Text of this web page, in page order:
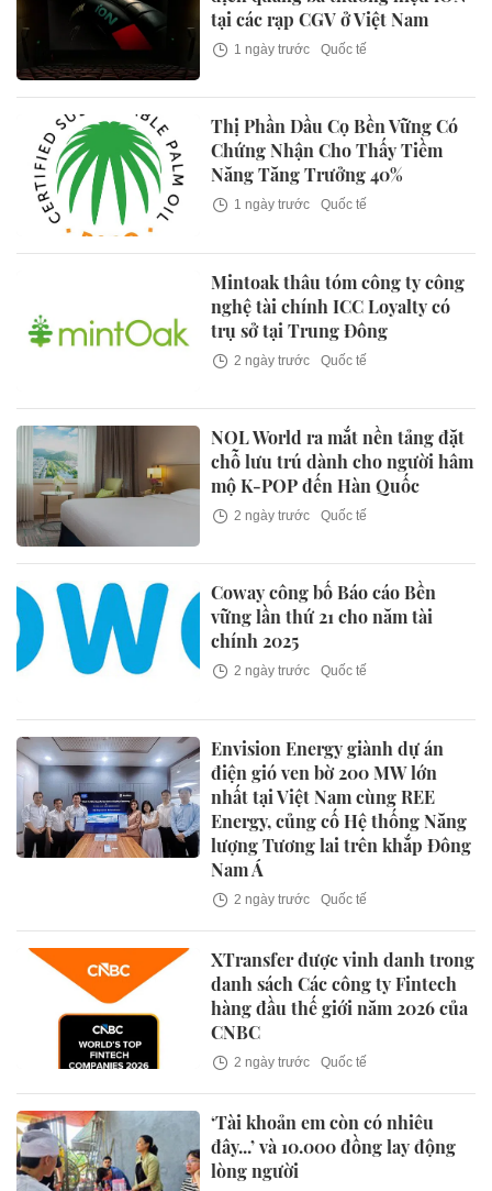
tại các rạp CGV ở Việt Nam
1 ngày trước Quốc tế
Thị Phần Dầu Cọ Bền Vững Có
Chứng Nhận Cho Thấy Tiềm
Năng Tăng Trưởng 40%
1 ngày trước Quốc tế
Mintoak thâu tóm công ty công
nghệ tài chính ICC Loyalty có
trụ sở tại Trung Đông
2 ngày trước Quốc tế
NOL World ra mắt nền tảng đặt
chỗ lưu trú dành cho người hâm
mộ K-POP đến Hàn Quốc
2 ngày trước Quốc tế
Coway công bố Báo cáo Bền
vững lần thứ 21 cho năm tài
chính 2025
2 ngày trước Quốc tế
Envision Energy giành dự án
điện gió ven bờ 200 MW lớn
nhất tại Việt Nam cùng REE
Energy, củng cố Hệ thống Năng
lượng Tương lai trên khắp Đông
Nam Á
2 ngày trước Quốc tế
XTransfer được vinh danh trong
danh sách Các công ty Fintech
hàng đầu thế giới năm 2026 của
CNBC
2 ngày trước Quốc tế
‘Tài khoản em còn có nhiêu
đây...’ và 10.000 đồng lay động
lòng người